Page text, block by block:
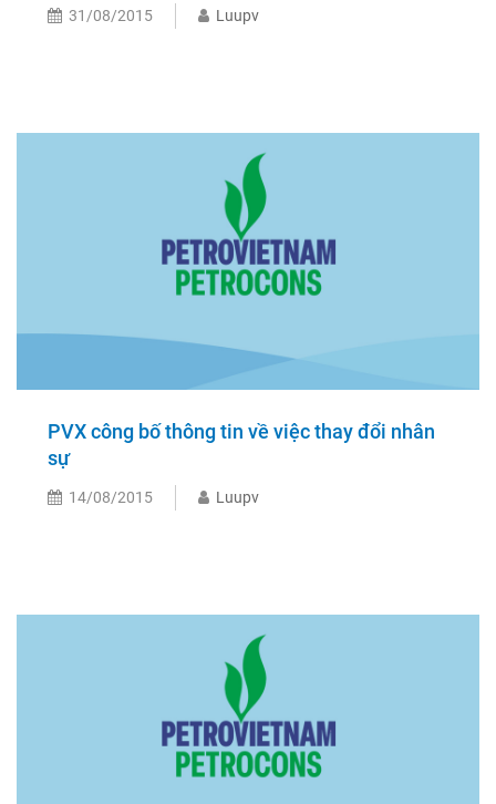
31/08/2015 Luupv
PVX công bố thông tin về việc thay đổi nhân
sự
14/08/2015 Luupv